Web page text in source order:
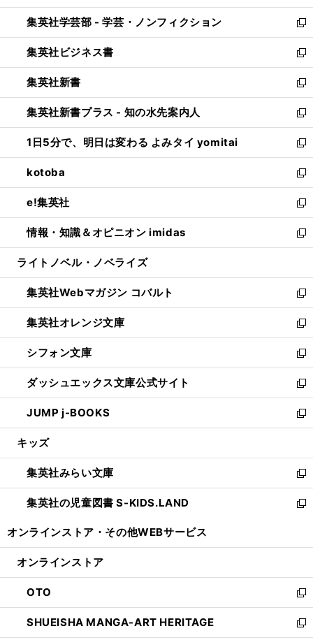
開
く
ウ
で
開
く
ン
ド
ウ
で
開
く
ウ
ィ
ン
ド
ウ
で
開
く
集英社学芸部 - 学芸・ノンフィクション
新
し
い
ウ
ィ
ン
ド
ウ
で
開
く
集英社ビジネス書
新
し
い
ウ
ィ
ン
ド
ウ
で
開
く
集英社新書
新
し
い
ウ
ィ
ン
ド
ウ
で
開
く
集英社新書プラス - 知の水先案内人
新
し
い
ウ
ィ
ン
ド
ウ
で
開
1日5分で、明日は変わる よみタイ yomitai
新
し
い
ウ
ィ
ン
ド
ウ
開
く
kotoba
新
し
い
ウ
ィ
ン
ウ
で
開
く
e!集英社
新
し
い
ウ
ン
ド
ウ
で
開
く
情報・知識＆オピニオン imidas
新
し
ウ
ィ
ン
ド
ウ
で
開
く
ライトノベル・ノベライズ
集英社Webマガジン コバルト
新
し
い
ウ
ィ
ン
ド
ウ
で
開
集英社オレンジ文庫
新
し
い
ウ
ィ
ン
ド
ウ
開
く
シフォン文庫
新
し
い
ウ
ィ
ン
ウ
で
開
く
ダッシュエックス文庫公式サイト
新
し
い
ウ
ン
ド
ウ
で
JUMP j-BOOKS
新
し
ウ
ィ
ン
ド
開
キッズ
集英社みらい文庫
新
し
い
ン
ウ
で
開
く
集英社の児童図書 S-KIDS.LAND
新
ウ
ン
ド
ウ
で
オンラインストア・ その他WEBサービス
オンラインストア
OTO
新
し
い
SHUEISHA MANGA-ART HERITAGE
新